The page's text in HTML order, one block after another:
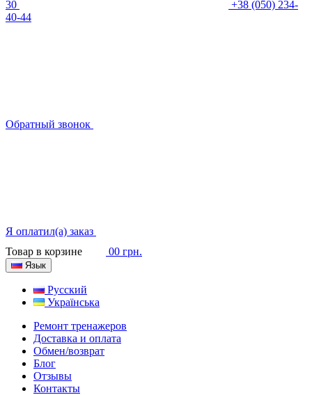
30
+38 (050) 234-
40-44
Обратный звонок
Я оплатил(а) заказ
Товар в корзине
00 грн.
Язык
Русский
Українська
Ремонт тренажеров
Доставка и оплата
Обмен/возврат
Блог
Отзывы
Контакты